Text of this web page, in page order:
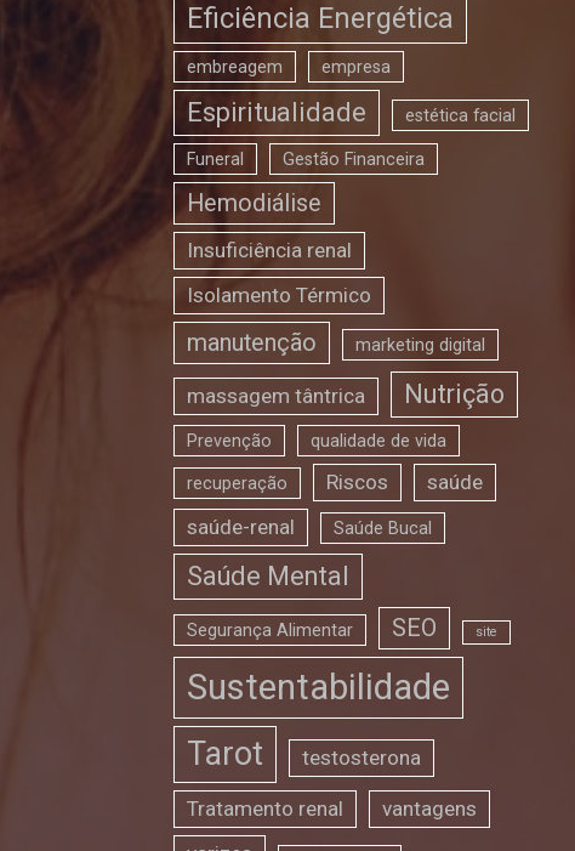
Eficiência Energética
embreagem empresa
Espiritualidade estética facial
Funeral Gestão Financeira
Hemodiálise
Insuficiência renal
Isolamento Térmico
manutenção marketing digital
massagem tântrica Nutrição
Prevenção qualidade de vida
recuperação Riscos
saúde
saúde-renal
Saúde Bucal
Saúde Mental
Segurança Alimentar SEO site
Sustentabilidade
Tarot testosterona
Tratamento renal
vantagens